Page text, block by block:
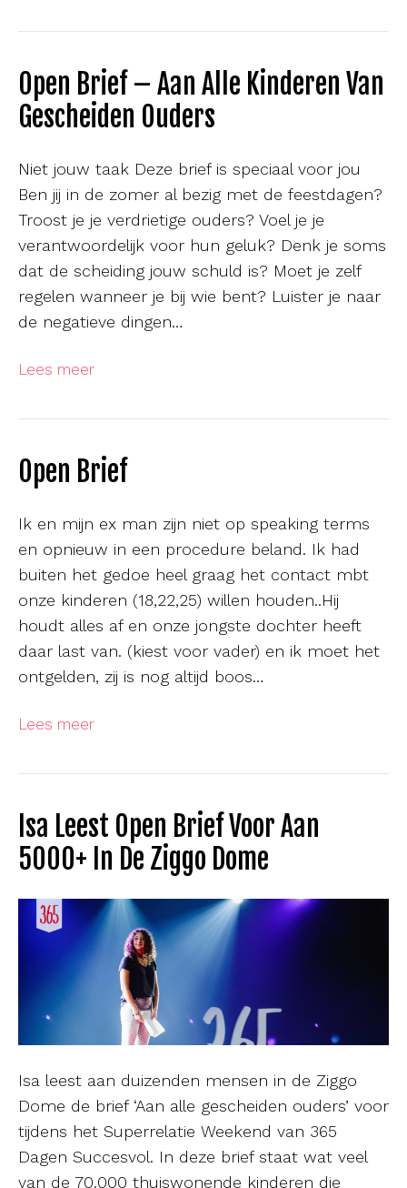
Open Brief – Aan Alle Kinderen Van
Gescheiden Ouders
Niet jouw taak Deze brief is speciaal voor jou
Ben jij in de zomer al bezig met de feestdagen?
Troost je je verdrietige ouders? Voel je je
verantwoordelijk voor hun geluk? Denk je soms
dat de scheiding jouw schuld is? Moet je zelf
regelen wanneer je bij wie bent? Luister je naar
de negatieve dingen…
Lees meer
Open Brief
Ik en mijn ex man zijn niet op speaking terms
en opnieuw in een procedure beland. Ik had
buiten het gedoe heel graag het contact mbt
onze kinderen (18,22,25) willen houden..Hij
houdt alles af en onze jongste dochter heeft
daar last van. (kiest voor vader) en ik moet het
ontgelden, zij is nog altijd boos…
Lees meer
Isa Leest Open Brief Voor Aan
5000+ In De Ziggo Dome
Isa leest aan duizenden mensen in de Ziggo
Dome de brief ‘Aan alle gescheiden ouders’ voor
tijdens het Superrelatie Weekend van 365
Dagen Succesvol. In deze brief staat wat veel
van de 70.000 thuiswonende kinderen die